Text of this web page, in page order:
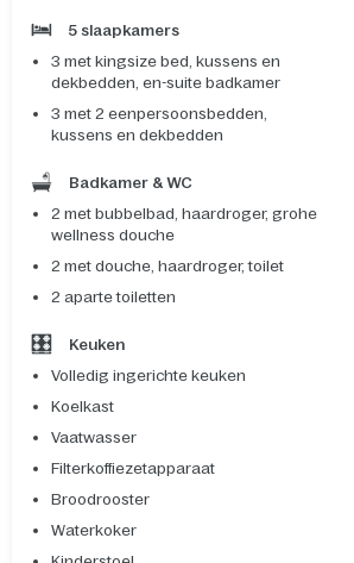
5 slaapkamers
3 met kingsize bed, kussens en
dekbedden, en-suite badkamer
3 met 2 eenpersoonsbedden,
kussens en dekbedden
Badkamer & WC
2 met bubbelbad, haardroger, grohe
wellness douche
2 met douche, haardroger, toilet
2 aparte toiletten
Keuken
Volledig ingerichte keuken
Koelkast
Vaatwasser
Filterkoffiezetapparaat
Broodrooster
Waterkoker